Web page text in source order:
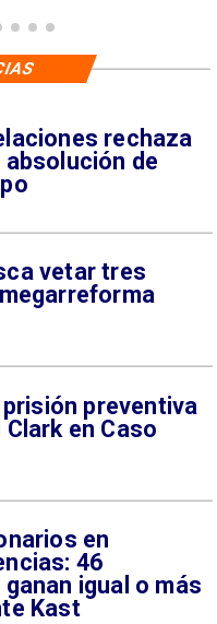
rechaza
de
vetar tres
preventiva
en Caso
en
46
igual o más
Kast